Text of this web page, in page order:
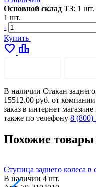
Основной склад ТЗ: 1 шт.
1 шт.
-
Купить
favorite leaderboard
В наличии Стакан
15512.00 руб. от
заказ в интернет
также по телефону 8 (800)
Похожие товары
Ступица заднего колеса
В наличии 4 шт.